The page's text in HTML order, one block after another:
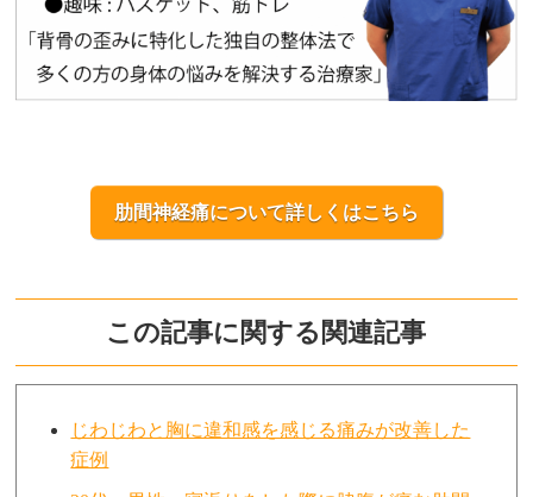
肋間神経痛について詳しくはこちら
この記事に関する関連記事
じわじわと胸に違和感を感じる痛みが改善した
症例